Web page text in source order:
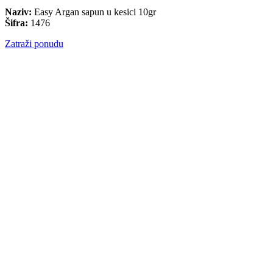
Naziv: Easy Argan sapun u kesici 10gr
Šifra: 1476
Zatraži ponudu